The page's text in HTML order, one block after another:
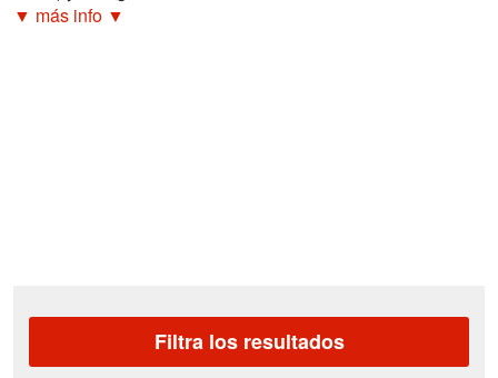
▼ más info ▼
Filtra los resultados